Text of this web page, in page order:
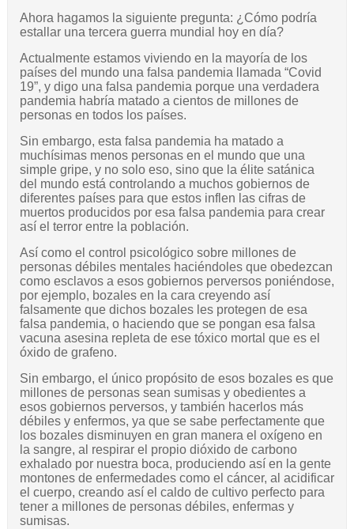
Ahora hagamos la siguiente pregunta: ¿Cómo podría
estallar una tercera guerra mundial hoy en día?
Actualmente estamos viviendo en la mayoría de los
países del mundo una falsa pandemia llamada “Covid
19”, y digo una falsa pandemia porque una verdadera
pandemia habría matado a cientos de millones de
personas en todos los países.
Sin embargo, esta falsa pandemia ha matado a
muchísimas menos personas en el mundo que una
simple gripe, y no solo eso, sino que la élite satánica
del mundo está controlando a muchos gobiernos de
diferentes países para que estos inflen las cifras de
muertos producidos por esa falsa pandemia para crear
así el terror entre la población.
Así como el control psicológico sobre millones de
personas débiles mentales haciéndoles que obedezcan
como esclavos a esos gobiernos perversos poniéndose,
por ejemplo, bozales en la cara creyendo así
falsamente que dichos bozales les protegen de esa
falsa pandemia, o haciendo que se pongan esa falsa
vacuna asesina repleta de ese tóxico mortal que es el
óxido de grafeno.
Sin embargo, el único propósito de esos bozales es que
millones de personas sean sumisas y obedientes a
esos gobiernos perversos, y también hacerlos más
débiles y enfermos, ya que se sabe perfectamente que
los bozales disminuyen en gran manera el oxígeno en
la sangre, al respirar el propio dióxido de carbono
exhalado por nuestra boca, produciendo así en la gente
montones de enfermedades como el cáncer, al acidificar
el cuerpo, creando así el caldo de cultivo perfecto para
tener a millones de personas débiles, enfermas y
sumisas.